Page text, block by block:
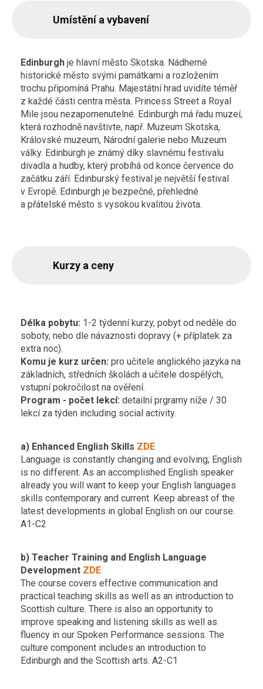
Umístění a vybavení
Edinburgh je hlavní město Skotska. Nádherné
historické město svými památkami a rozložením
trochu připomíná Prahu. Majestátní hrad uvidíte téměř
z každé části centra města. Princess Street a Royal
Mile jsou nezapomenutelné. Edinburgh má řadu muzeí,
která rozhodně navštivte, např. Muzeum Skotska,
Královské muzeum, Národní galerie nebo Muzeum
války. Edinburgh je známý díky slavnému festivalu
divadla a hudby, který probíhá od konce července do
začátku září. Edinburský festival je největší festival
v Evropě. Edinburgh je bezpečné, přehledné
a přátelské město s vysokou kvalitou života.
Kurzy a ceny
Délka pobytu: 1-2 týdenní kurzy, pobyt od neděle do
soboty, nebo dle návaznosti dopravy (+ příplatek za
extra noc).
Komu je kurz určen: pro učitele anglického jazyka na
základních, středních školách a učitele dospělých,
vstupní pokročilost na ověření.
Program - počet lekcí: detailní prgramy níže / 30
lekcí za týden including social activity.
a) Enhanced English Skills ZDE
Language is constantly changing and evolving; English
is no different. As an accomplished English speaker
already you will want to keep your English languages
skills contemporary and current. Keep abreast of the
latest developments in global English on our course.
A1-C2
b) Teacher Training and English Language
Development ZDE
The course covers effective communication and
practical teaching skills as well as an introduction to
Scottish culture. There is also an opportunity to
improve speaking and listening skills as well as
fluency in our Spoken Performance sessions. The
culture component includes an introduction to
Edinburgh and the Scottish arts. A2-C1